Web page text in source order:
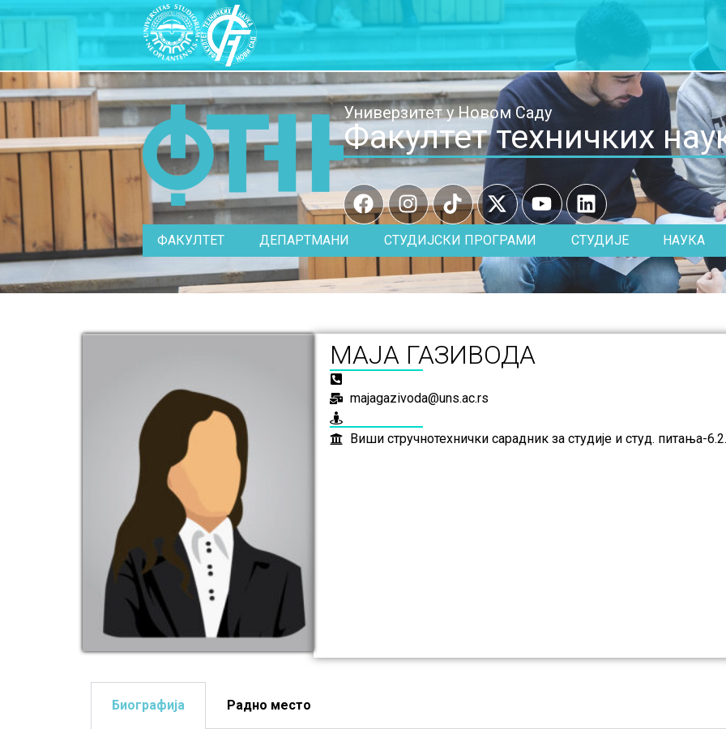
Универзитет у Новом Саду
Факултет техничких
ФАКУЛТЕТ ДЕПАРТМАНИ СТУДИЈСКИ ПРОГРАМИ СТУДИЈЕ НАУКА
МАЈА ГАЗИВОДА
majagazivoda@uns.ac.rs
Виши стручнотехнички сарадник за студије и студ. питања-6.2.
Биографија Радно место